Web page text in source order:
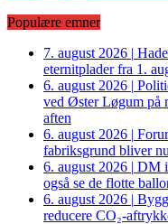
Populære emner
7. august 2026 |
eternitplader fra 1.
6. august 2026 |
ved Øster Løgum på
aften
6. august 2026 |
fabriksgrund bliver
6. august 2026 | DM i
også se de flotte
6. august 2026 |
reducere CO₂-